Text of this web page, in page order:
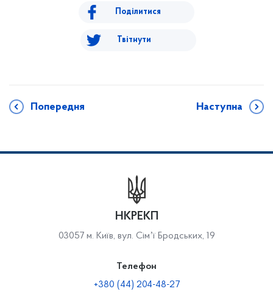
Поділитися
Твітнути
Попередня Наступна
НКРЕКП
03057 м. Київ, вул. Сімʼї Бродських, 19
Телефон
+380 (44) 204-48-27